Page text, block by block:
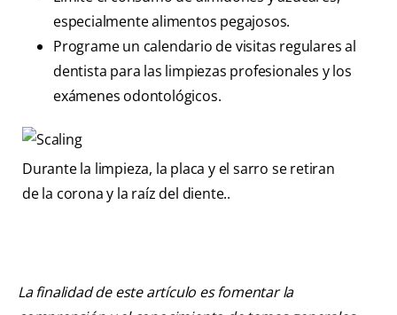
especialmente alimentos pegajosos.
Programe un calendario de visitas regulares al
dentista para las limpiezas profesionales y los
exámenes odontológicos.
Durante la limpieza, la placa y el sarro se retiran
de la corona y la raíz del diente..
La finalidad de este artículo es fomentar la